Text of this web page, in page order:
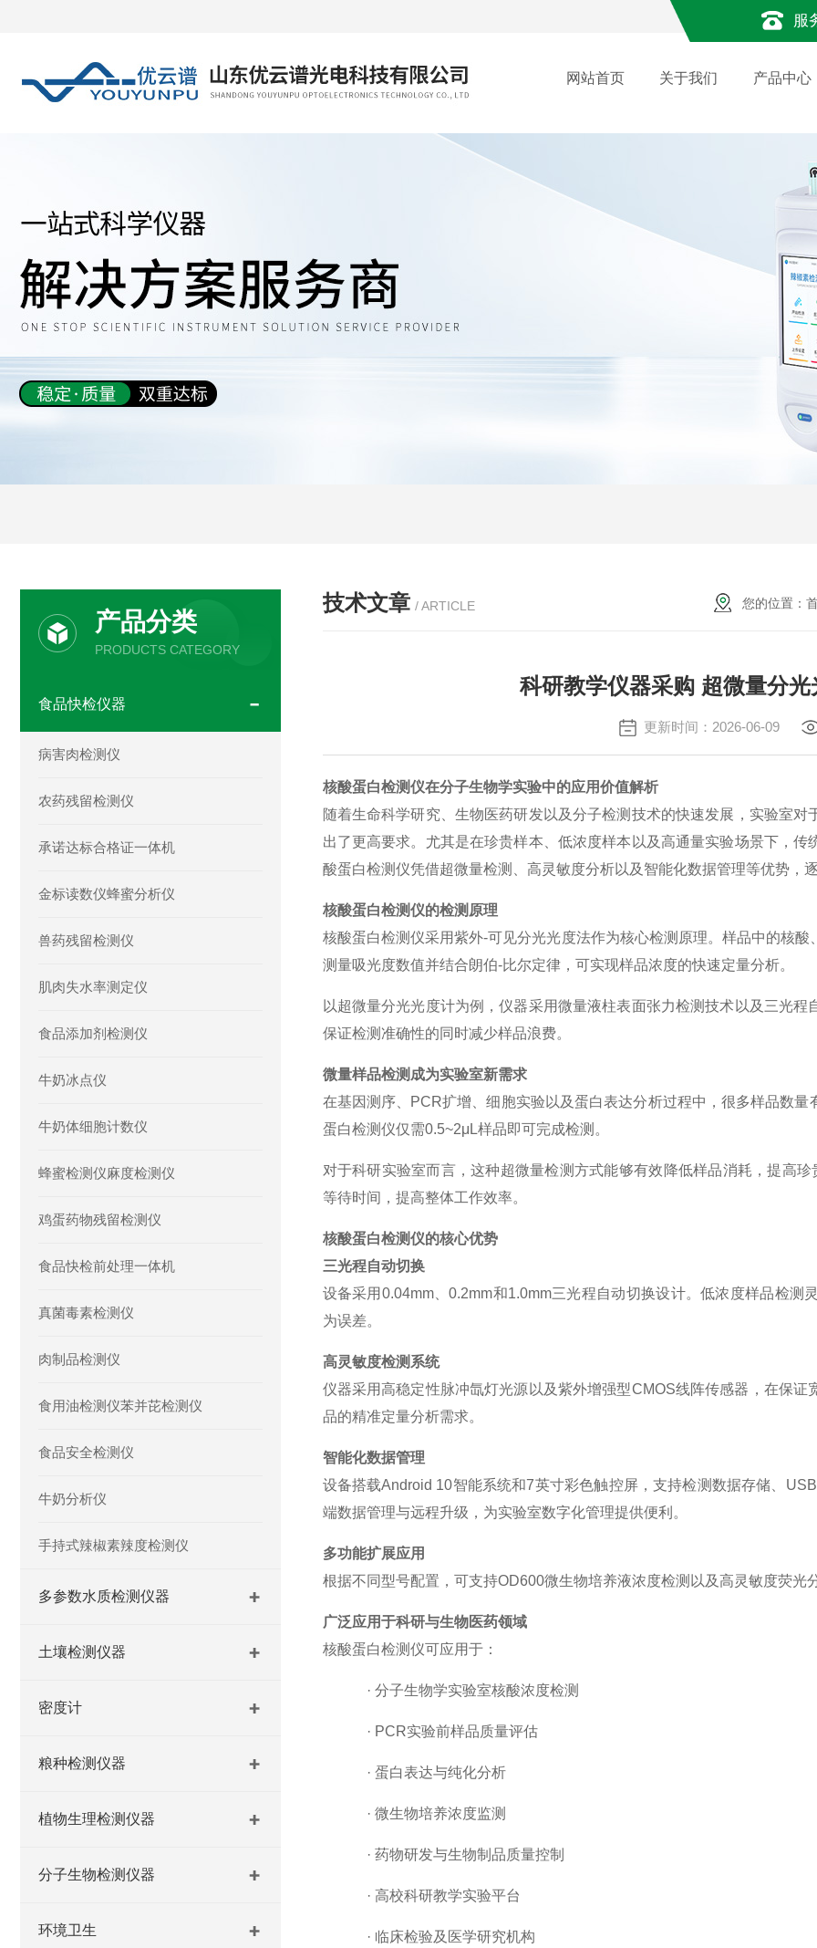
服
网站首页 关于我们 产品中心
技术文章 / ARTICLE 您的位置：
科研教学仪器采购 超微量分
更新时间：2026-06-09
核酸蛋白检测仪在分子生物学实验中的应用价值解析
随着生命科学研究、生物医药研发以及分子检测技术的快速发展，实验室
出了更高要求。尤其是在珍贵样本、低浓度样本以及高通量实验场景下，
酸蛋白检测仪凭借超微量检测、高灵敏度分析以及智能化数据管理等优势，
核酸蛋白检测仪的检测原理
核酸蛋白检测仪采用紫外-可见分光光度法作为核心检测原理。样品中的核
测量吸光度数值并结合朗伯-比尔定律，可实现样品浓度的快速定量分析。
以超微量分光光度计为例，仪器采用微量液柱表面张力检测技术以及三光
保证检测准确性的同时减少样品浪费。
微量样品检测成为实验室新需求
在基因测序、
PCR扩增、细胞实验以及蛋白表达分析过程中，很多样品数
蛋白检测仪仅需0.5~2μL样品即可完成检测。
对于科研实验室而言，这种超微量检测方式能够有效降低样品消耗，提高
等待时间，提高整体工作效率。
核酸蛋白检测仪的核心优势
三光程自动切换
设备采用 0.04mm、0.2mm和1.0mm三光程自动切换设计。低浓度样品检测
为误差。
高灵敏度检测系统
仪器采用高稳定性脉冲氙灯光源以及紫外增强型CMOS线阵传感器，在保证
品的精准定量分析需求。
智能化数据管理
设备搭载Android 10智能系统和7英寸彩色触控屏，支持检测数据存储、
端数据管理与远程升级，为实验室数字化管理提供便利。
多功能扩展应用
根据不同型号配置，可支持OD600微生物培养液浓度检测以及高灵敏度荧光
广泛应用于科研与生物医药领域
核酸蛋白检测仪可应用于：
· 分子生物学实验室核酸浓度检测
· PCR实验前样品质量评估
· 蛋白表达与纯化分析
· 微生物培养浓度监测
· 药物研发与生物制品质量控制
· 高校科研教学实验平台
· 临床检验及医学研究机构
产品分类
PRODUCTS CATEGORY
食品快检仪器
病害肉检测仪
农药残留检测仪
承诺达标合格证一体机
金标读数仪蜂蜜分析仪
兽药残留检测仪
肌肉失水率测定仪
食品添加剂检测仪
牛奶冰点仪
牛奶体细胞计数仪
蜂蜜检测仪麻度检测仪
鸡蛋药物残留检测仪
食品快检前处理一体机
真菌毒素检测仪
肉制品检测仪
食用油检测仪苯并芘检测仪
食品安全检测仪
牛奶分析仪
手持式辣椒素辣度检测仪
多参数水质检测仪器
土壤检测仪器
密度计
粮种检测仪器
植物生理检测仪器
分子生物检测仪器
环境卫生